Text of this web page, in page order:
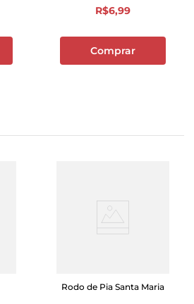
R$6,99
Comprar
Rodo de Pia Santa Maria